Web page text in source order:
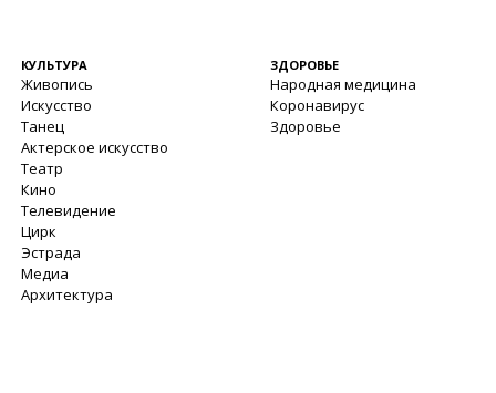
КУЛЬТУРА
Живопись
Искусство
Танец
Актерское искусство
Театр
Кино
Телевидение
Цирк
Эстрада
Медиа
Архитектура
ЗДОРОВЬЕ
Народная медицина
Коронавирус
Здоровье